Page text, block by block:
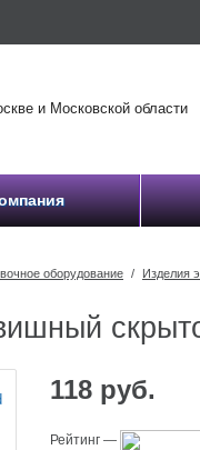
и Московской области
оборудование / Изделия
118 руб.
Рейтинг —